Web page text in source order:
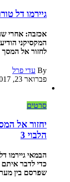
גיירמו דל
אכזבה: אחרי
המקסיקני
לחזור אל המסך
By עדי פרל
פברואר 23, 2017
סרטים
יחזור אל
הלבוי 3
הבמאי גיירמו
כדי לדבר
שפרסם בין